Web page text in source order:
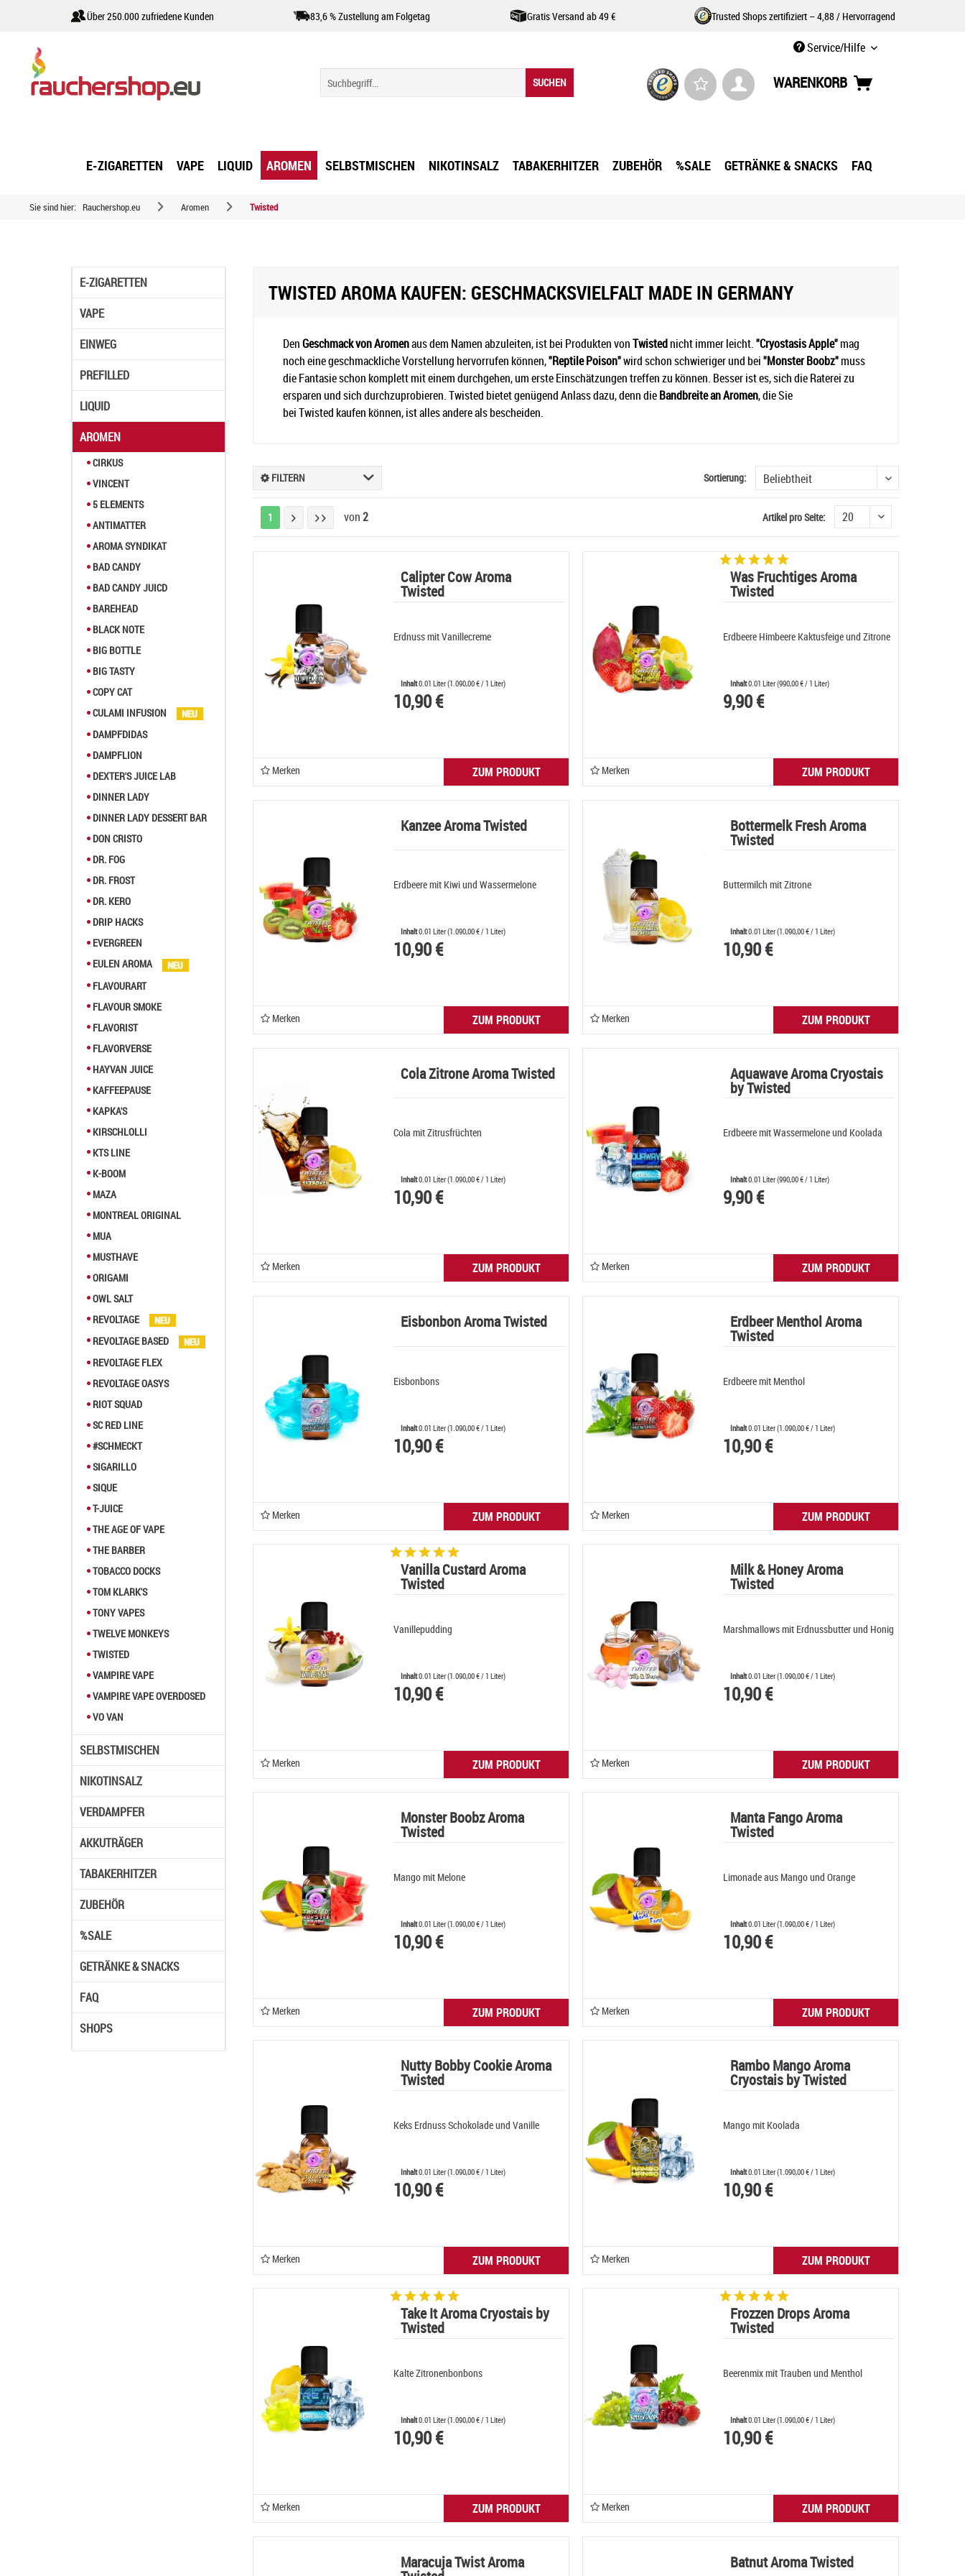
Über 250.000 zufriedene Kunden 83,6 % Zustellung am Folgetag Gratis Versand ab 49 € Trusted Shops zertifiziert – 4,88 / Hervorragend
Service/Hilfe
SUCHEN WARENKORB
E-ZIGARETTEN VAPE LIQUID AROMEN SELBSTMISCHEN NIKOTINSALZ TABAKERHITZER ZUBEHÖR %SALE GETRÄNKE & SNACKS FAQ
Sie sind hier: Rauchershop.eu Aromen Twisted
E-ZIGARETTEN
VAPE
EINWEG
PREFILLED
LIQUID
AROMEN
CIRKUS
VINCENT
5 ELEMENTS
ANTIMATTER
AROMA SYNDIKAT
BAD CANDY
BAD CANDY JUICD
BAREHEAD
BLACK NOTE
BIG BOTTLE
BIG TASTY
COPY CAT
CULAMI INFUSION
DAMPFDIDAS
DAMPFLION
DEXTER'S JUICE LAB
DINNER LADY
DINNER LADY DESSERT BAR
DON CRISTO
DR. FOG
DR. FROST
DR. KERO
DRIP HACKS
EVERGREEN
EULEN AROMA
FLAVOURART
FLAVOUR SMOKE
FLAVORIST
FLAVORVERSE
HAYVAN JUICE
KAFFEEPAUSE
KAPKA'S
KIRSCHLOLLI
KTS LINE
K-BOOM
MAZA
MONTREAL ORIGINAL
MUA
MUSTHAVE
ORIGAMI
OWL SALT
REVOLTAGE
REVOLTAGE BASED
REVOLTAGE FLEX
REVOLTAGE OASYS
RIOT SQUAD
SC RED LINE
#SCHMECKT
SIGARILLO
SIQUE
T-JUICE
THE AGE OF VAPE
THE BARBER
TOBACCO DOCKS
TOM KLARK'S
TONY VAPES
TWELVE MONKEYS
TWISTED
VAMPIRE VAPE
VAMPIRE VAPE OVERDOSED
VO VAN
SELBSTMISCHEN
NIKOTINSALZ
VERDAMPFER
AKKUTRÄGER
TABAKERHITZER
ZUBEHÖR
%SALE
GETRÄNKE & SNACKS
FAQ
SHOPS
TWISTED AROMA KAUFEN: GESCHMACKSVIELFALT MADE IN GERMANY
DenGeschmack von Aromenaus dem Namen abzuleiten, ist bei Produkten vonTwistednicht immer leicht."Cryostasis Apple"mag
noch eine geschmackliche Vorstellung hervorrufen können,"Reptile Poison"wird schon schwieriger und bei"Monster Boobz"muss
die Fantasie schon komplett mit einem durchgehen, um erste Einschätzungen treffen zu können. Besser ist es, sich die Raterei zu
ersparen und sich durchzuprobieren.Twistedbietet genügend Anlass dazu, denn dieBandbreite an Aromen, die Sie
beiTwisted kaufen können, ist alles andere als bescheiden.
FILTERN Sortierung:
1 von2 Artikel pro Seite:
Calipter Cow Aroma
Twisted
Erdnuss mit Vanillecreme
Inhalt0.01 Liter(1.090,00 €/ 1 Liter)
10,90 €
ZUM PRODUKT
Merken
Was Fruchtiges Aroma
Twisted
Erdbeere Himbeere Kaktusfeige und Zitrone
Inhalt0.01 Liter(990,00 €/ 1 Liter)
9,90 €
ZUM PRODUKT
Merken
Kanzee Aroma Twisted
Erdbeere mit Kiwi und Wassermelone
Inhalt0.01 Liter(1.090,00 €/ 1 Liter)
10,90 €
ZUM PRODUKT
Merken
Bottermelk Fresh Aroma
Twisted
Buttermilch mit Zitrone
Inhalt0.01 Liter(1.090,00 €/ 1 Liter)
10,90 €
ZUM PRODUKT
Merken
Cola Zitrone Aroma Twisted
Cola mit Zitrusfrüchten
Inhalt0.01 Liter(1.090,00 €/ 1 Liter)
10,90 €
ZUM PRODUKT
Merken
Aquawave Aroma Cryostais
by Twisted
Erdbeere mit Wassermelone und Koolada
Inhalt0.01 Liter(990,00 €/ 1 Liter)
9,90 €
ZUM PRODUKT
Merken
Eisbonbon Aroma Twisted
Eisbonbons
Inhalt0.01 Liter(1.090,00 €/ 1 Liter)
10,90 €
ZUM PRODUKT
Merken
Erdbeer Menthol Aroma
Twisted
Erdbeere mit Menthol
Inhalt0.01 Liter(1.090,00 €/ 1 Liter)
10,90 €
ZUM PRODUKT
Merken
Vanilla Custard Aroma
Twisted
Vanillepudding
Inhalt0.01 Liter(1.090,00 €/ 1 Liter)
10,90 €
ZUM PRODUKT
Merken
Milk & Honey Aroma
Twisted
Marshmallows mit Erdnussbutter und Honig
Inhalt0.01 Liter(1.090,00 €/ 1 Liter)
10,90 €
ZUM PRODUKT
Merken
Monster Boobz Aroma
Twisted
Mango mit Melone
Inhalt0.01 Liter(1.090,00 €/ 1 Liter)
10,90 €
ZUM PRODUKT
Merken
Manta Fango Aroma
Twisted
Limonade aus Mango und Orange
Inhalt0.01 Liter(1.090,00 €/ 1 Liter)
10,90 €
ZUM PRODUKT
Merken
Nutty Bobby Cookie Aroma
Twisted
Keks Erdnuss Schokolade und Vanille
Inhalt0.01 Liter(1.090,00 €/ 1 Liter)
10,90 €
ZUM PRODUKT
Merken
Rambo Mango Aroma
Cryostais by Twisted
Mango mit Koolada
Inhalt0.01 Liter(1.090,00 €/ 1 Liter)
10,90 €
ZUM PRODUKT
Merken
Take It Aroma Cryostais by
Twisted
Kalte Zitronenbonbons
Inhalt0.01 Liter(1.090,00 €/ 1 Liter)
10,90 €
ZUM PRODUKT
Merken
Frozzen Drops Aroma
Twisted
Beerenmix mit Trauben und Menthol
Inhalt0.01 Liter(1.090,00 €/ 1 Liter)
10,90 €
ZUM PRODUKT
Merken
Maracuja Twist Aroma Batnut Aroma Twisted